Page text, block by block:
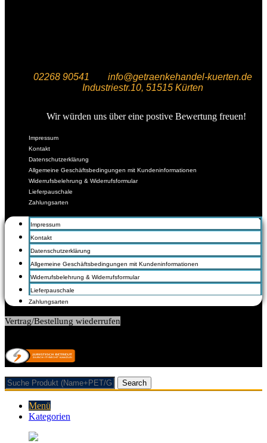
02268 90541
info@getraenkehandel-kuerten.de
Industriestr.10, 51515 Kürten
Wir würden uns über eine postive Bewertung freuen!
Impressum
Kontakt
Datenschutzerklärung
Allgemeine Geschäftsbedingungen mit Kundeninformationen
Widerrufsbelehrung & Widerrufsformular
Lieferpauschale
Zahlungsarten
Impressum
Kontakt
Datenschutzerklärung
Allgemeine Geschäftsbedingungen mit Kundeninformationen
Widerrufsbelehrung & Widerrufsformular
Lieferpauschale
Zahlungsarten
Vertrag/Bestellung wiederrufen
Search
Menü
Kategorien